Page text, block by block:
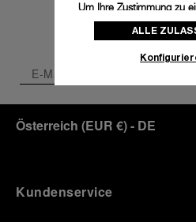
Österreich (EUR €)- DE
Kundenservice
Um Ihre Zustimmung zu
Cookies zu ändern oder
klicken Sie auf
Klicken Sie auf „Alle
Einverständnis für die
ALLE